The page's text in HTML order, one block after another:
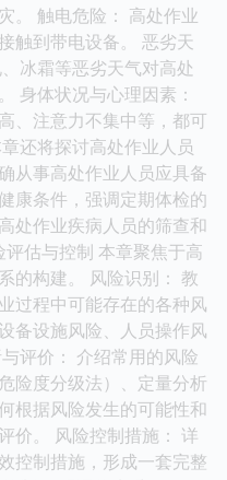
。 触电危险： 高处作业
触到带电设备。 恶劣天
冰霜等恶劣天气对高处
身体状况与心理因素：
、注意力不集中等，都可
还将探讨高处作业人员
从事高处作业人员应具备
康条件，强调定期体检的
处作业疾病人员的筛查和
估与控制 本章聚焦于高
的构建。 风险识别： 教
过程中可能存在的各种风
备设施风险、人员操作风
评价： 介绍常用的风险
险度分级法）、定量分析
根据风险发生的可能性和
价。 风险控制措施： 详
控制措施，形成一套完整